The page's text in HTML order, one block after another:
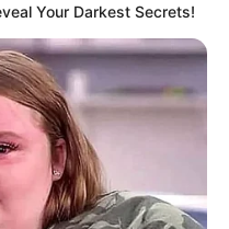
Your Darkest Secrets!